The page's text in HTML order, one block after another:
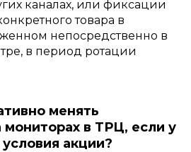
каналах, или фиксации
товара в
непосредственно в
в период ротации
менять
мониторах в ТРЦ, если у
акции?